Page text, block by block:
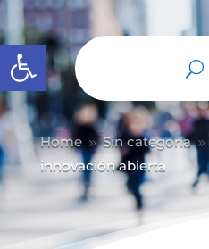
Abrir barra de herramientas
Home 9 Sin categoría 9
innovación abierta